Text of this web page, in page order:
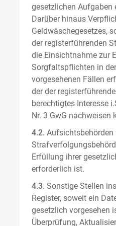
gesetzlichen Aufgaben
Darüber hinaus
Geldwäschegesetzes,
der registerführenden
die Einsichtnahme zur
Sorgfaltspflichten in
vorgesehenen Fällen
der der
berechtigtes Interesse
Nr. 3 GwG nachweisen
4.2. Aufsichtsbehörden
Erfüllung ihrer
erforderlich ist.
4.3. Sonstige Stellen
Register, soweit ein
gesetzlich vorgesehen
Überprüfung,